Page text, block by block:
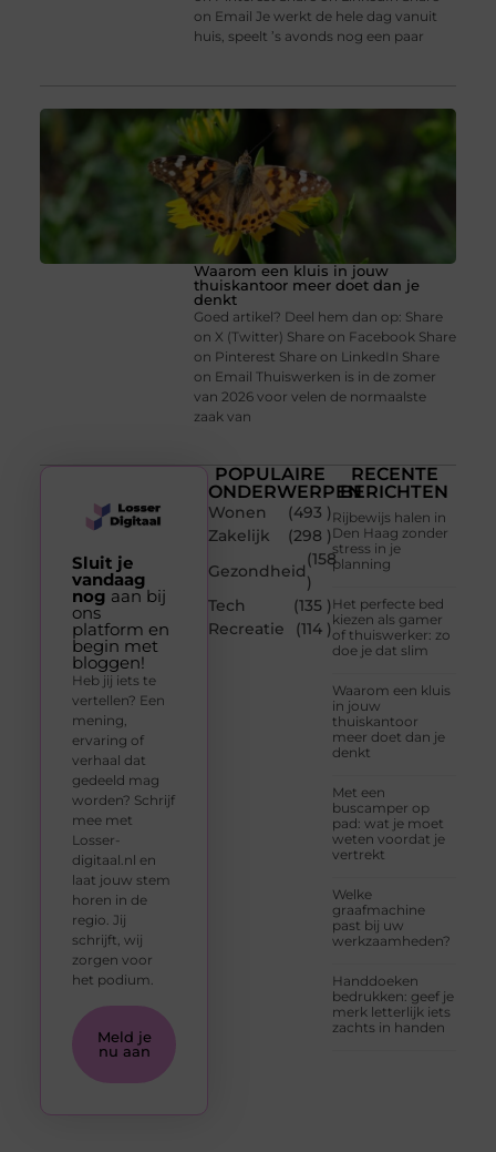
on Email Je werkt de hele dag vanuit
huis, speelt ’s avonds nog een paar
Waarom een kluis in jouw
thuiskantoor meer doet dan je
denkt
Goed artikel? Deel hem dan op: Share
on X (Twitter) Share on Facebook Share
on Pinterest Share on LinkedIn Share
on Email Thuiswerken is in de zomer
van 2026 voor velen de normaalste
zaak van
POPULAIRE
ONDERWERPEN
Wonen
(493 )
Zakelijk
(298 )
Gezondheid
(158
)
Tech
(135 )
Recreatie
(114 )
RECENTE
BERICHTEN
Rijbewijs halen in
Den Haag zonder
stress in je
planning
Het perfecte bed
kiezen als gamer
of thuiswerker: zo
doe je dat slim
Waarom een kluis
in jouw
thuiskantoor
meer doet dan je
denkt
Met een
buscamper op
pad: wat je moet
weten voordat je
vertrekt
Welke
graafmachine
past bij uw
werkzaamheden?
Handdoeken
bedrukken: geef je
merk letterlijk iets
zachts in handen
Sluit je
vandaag
nog aan bij
ons
platform en
begin met
bloggen!
Heb jij iets te
vertellen? Een
mening,
ervaring of
verhaal dat
gedeeld mag
worden? Schrijf
mee met
Losser-
digitaal.nl en
laat jouw stem
horen in de
regio. Jij
schrijft, wij
zorgen voor
het podium.
Meld je
nu aan